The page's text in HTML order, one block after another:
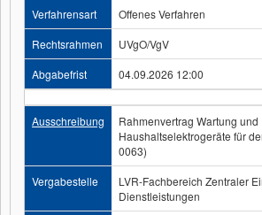
Verfahrensart
Offenes Verfahren
Rechtsrahmen
UVgO/VgV
Abgabefrist
04.09.2026 12:00
Ausschreibung
Rahmenvertrag Wartung
Haushaltselektrogeräte für
0063)
Vergabestelle
LVR-Fachbereich Zentraler
Dienstleistungen